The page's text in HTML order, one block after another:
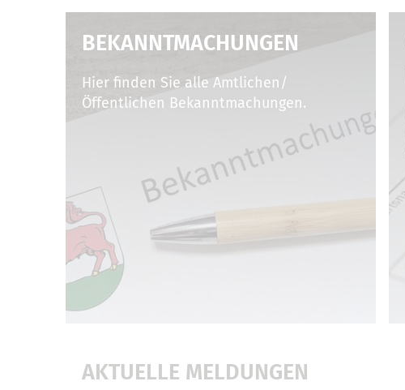
BEKANNTMACHUNGEN
Hier finden Sie alle Amtlichen/
Öffentlichen Bekanntmachungen.
AKTUELLE MELDUNGEN